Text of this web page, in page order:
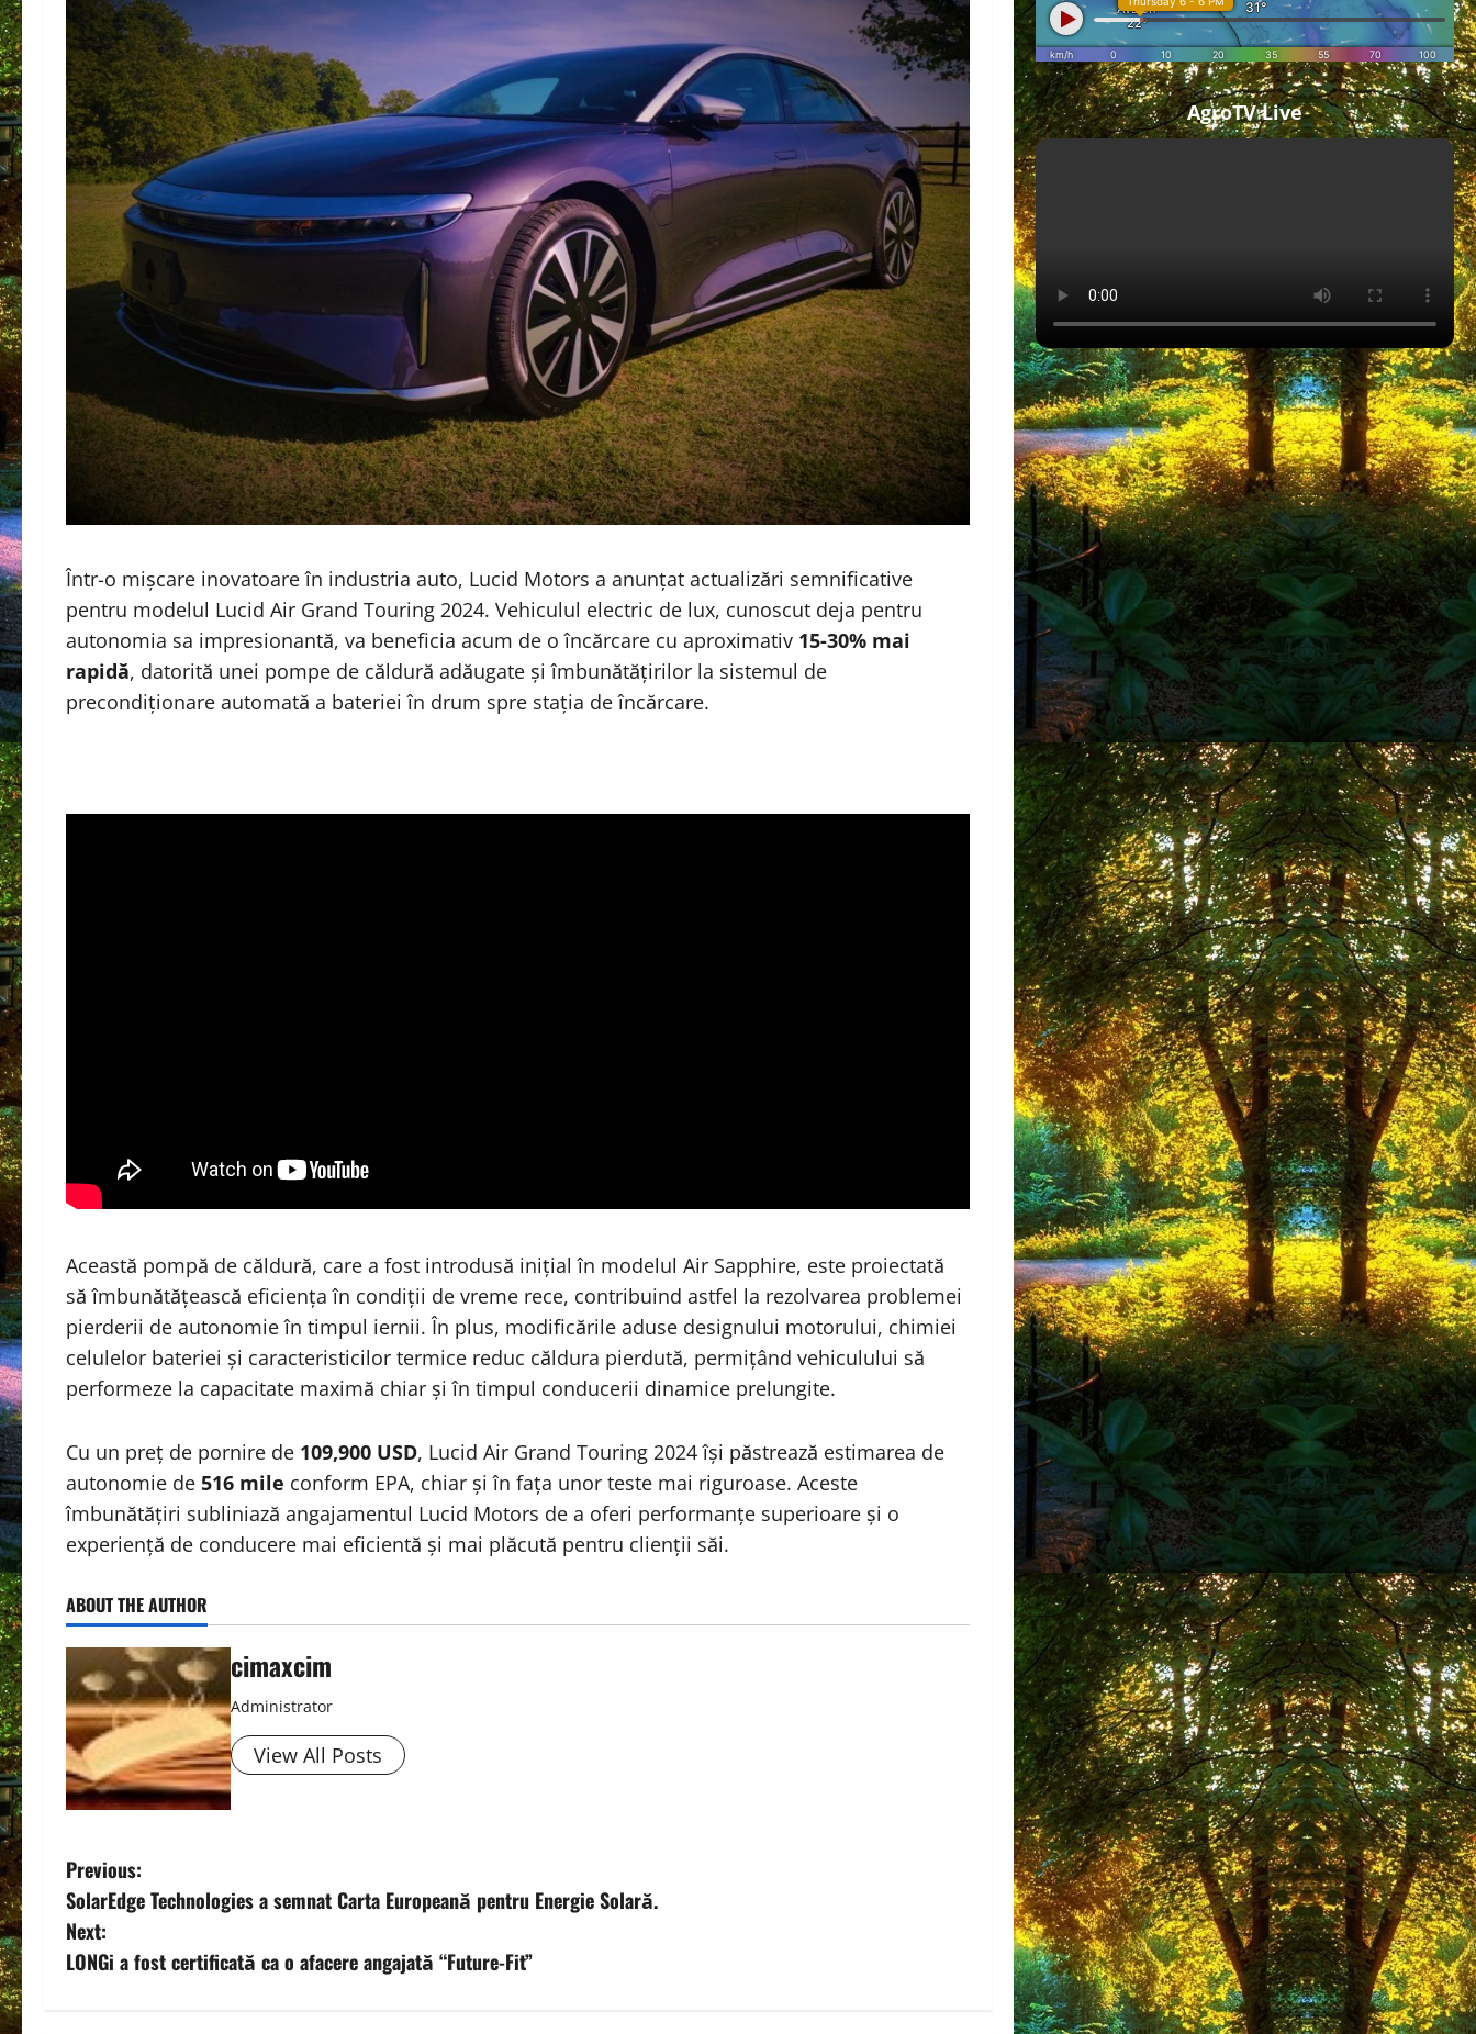
Într-o mișcare inovatoare în industria auto, Lucid Motors a anunțat actualizări semnificative
pentru modelul Lucid Air Grand Touring 2024. Vehiculul electric de lux, cunoscut deja pentru
autonomia sa impresionantă, va beneficia acum de o încărcare cu aproximativ 15-30% mai
rapidă, datorită unei pompe de căldură adăugate și îmbunătățirilor la sistemul de
precondiționare automată a bateriei în drum spre stația de încărcare.
Această pompă de căldură, care a fost introdusă inițial în modelul Air Sapphire, este proiectată
să îmbunătățească eficiența în condiții de vreme rece, contribuind astfel la rezolvarea problemei
pierderii de autonomie în timpul iernii. În plus, modificările aduse designului motorului, chimiei
celulelor bateriei și caracteristicilor termice reduc căldura pierdută, permițând vehiculului să
performeze la capacitate maximă chiar și în timpul conducerii dinamice prelungite.
Cu un preț de pornire de 109,900 USD, Lucid Air Grand Touring 2024 își păstrează estimarea de
autonomie de 516 mile conform EPA, chiar și în fața unor teste mai riguroase. Aceste
îmbunătățiri subliniază angajamentul Lucid Motors de a oferi performanțe superioare și o
experiență de conducere mai eficientă și mai plăcută pentru clienții săi.
ABOUT THE AUTHOR
cimaxcim
Administrator
View All Posts
P
o
s
Previous:
SolarEdge Technologies a semnat Carta Europeană pentru Energie Solară.
Next:
LONGi a fost certificată ca o afacere angajată “Future-Fit”
AgroTV Live